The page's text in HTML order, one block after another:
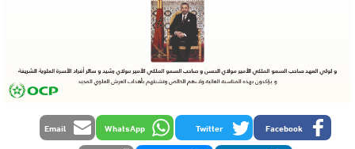
Facebook
Twitter
WhatsApp
Email